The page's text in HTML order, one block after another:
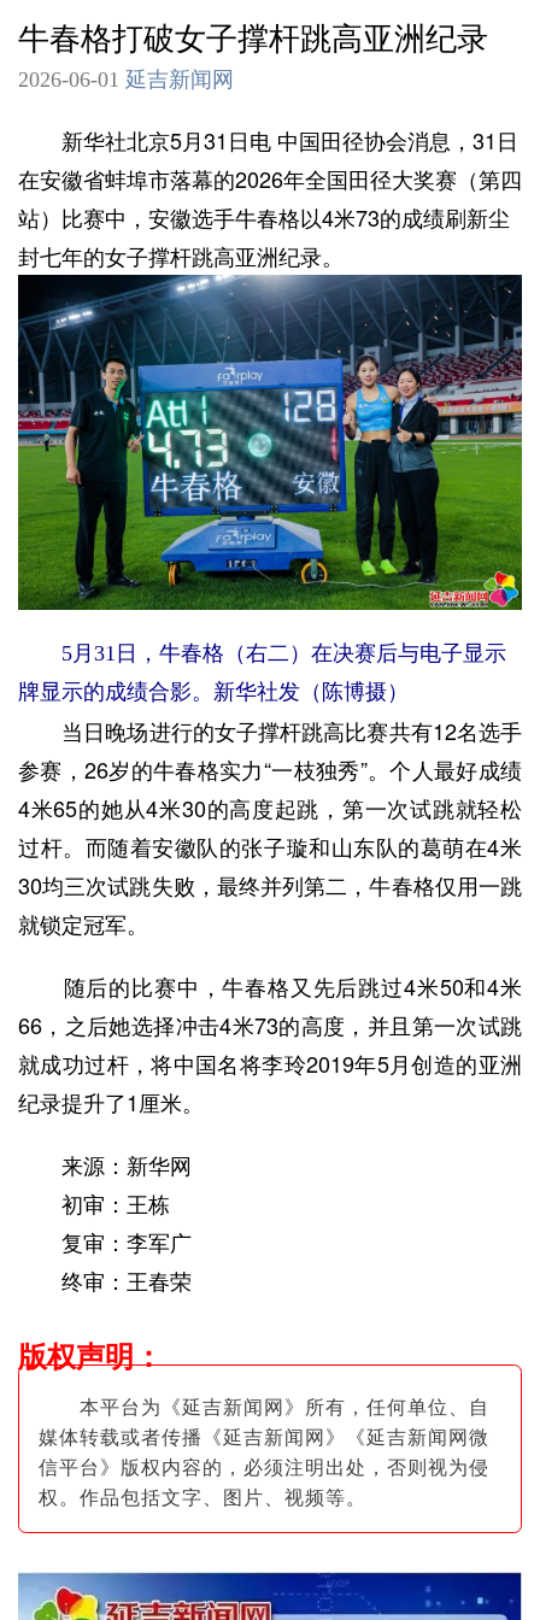
牛春格打破女子撑杆跳高亚洲纪录
2026-06-01 延吉新闻网
新华社北京5月31日电 中国田径协会消息，31日
在安徽省蚌埠市落幕的2026年全国田径大奖赛（第四
站）比赛中，安徽选手牛春格以4米73的成绩刷新尘
封七年的女子撑杆跳高亚洲纪录。
5月31日，牛春格（右二）在决赛后与电子显示
牌显示的成绩合影。新华社发（陈博摄）
当日晚场进行的女子撑杆跳高比赛共有12名选手
参赛，26岁的牛春格实力“一枝独秀”。个人最好成绩
4米65的她从4米30的高度起跳，第一次试跳就轻松
过杆。而随着安徽队的张子璇和山东队的葛萌在4米
30均三次试跳失败，最终并列第二，牛春格仅用一跳
就锁定冠军。
随后的比赛中，牛春格又先后跳过4米50和4米
66，之后她选择冲击4米73的高度，并且第一次试跳
就成功过杆，将中国名将李玲2019年5月创造的亚洲
纪录提升了1厘米。
来源：新华网
初审：王栋
复审：李军广
终审：王春荣
版权声明：
本平台为《延吉新闻网》所有，任何单位、自
媒体转载或者传播《延吉新闻网》《延吉新闻网微
信平台》版权内容的，必须注明出处，否则视为侵
权。作品包括文字、图片、视频等。